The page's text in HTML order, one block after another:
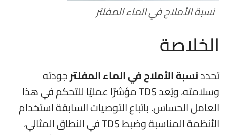
نسبة الأملاح في الماء المفلتر
الخلاصة
تحددنسبة الأملاح في الماء المفلترجودته
وسلامته، ويُعد TDS مؤشرًا عمليًا للتحكم في هذا
العامل الحساس. باتباع التوصيات السابقة استخدام
الأنظمة المناسبة وضبط TDS في النطاق المثالي،